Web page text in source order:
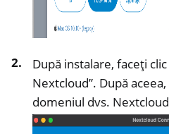
navigation of Documentație
navigation of Întrebări
navigation of NetHSM
navigation of NitroWall
navigation of NitroWall NW750
După instalare, faceți
Nextcloud”. După
domeniul dvs.